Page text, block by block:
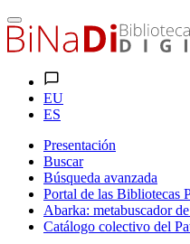
EU
ES
Presentación
Buscar
Búsqueda avanzada
Portal de las Bibliotecas
Abarka: metabuscador
Catálogo colectivo del